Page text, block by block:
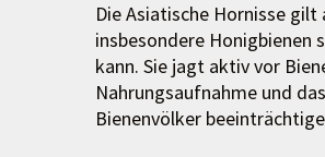
Die Asiatische Hornisse gilt
insbesondere Honigbienen
kann. Sie jagt aktiv vor
Nahrungsaufnahme und
Bienenvölker